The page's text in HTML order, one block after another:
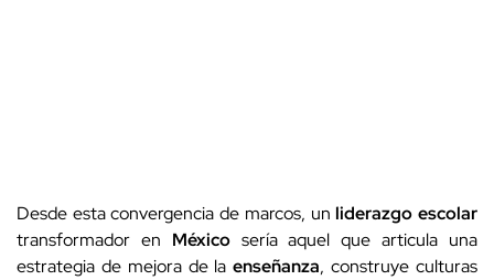
Desde esta convergencia de marcos, unliderazgo escolar
transformador en Méxicosería aquel que articula una
estrategia de mejora de laenseñanza, construye culturas